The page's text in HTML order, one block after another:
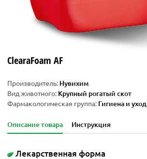
ClearaFoam AF
Производитель: Нувихим
Вид животного: Крупный рогатый скот
Фармакологическая группа: Гигиена и уход
Описание товара Инструкция
Лекарственная форма